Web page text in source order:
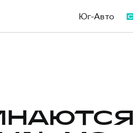
Юг-Авто